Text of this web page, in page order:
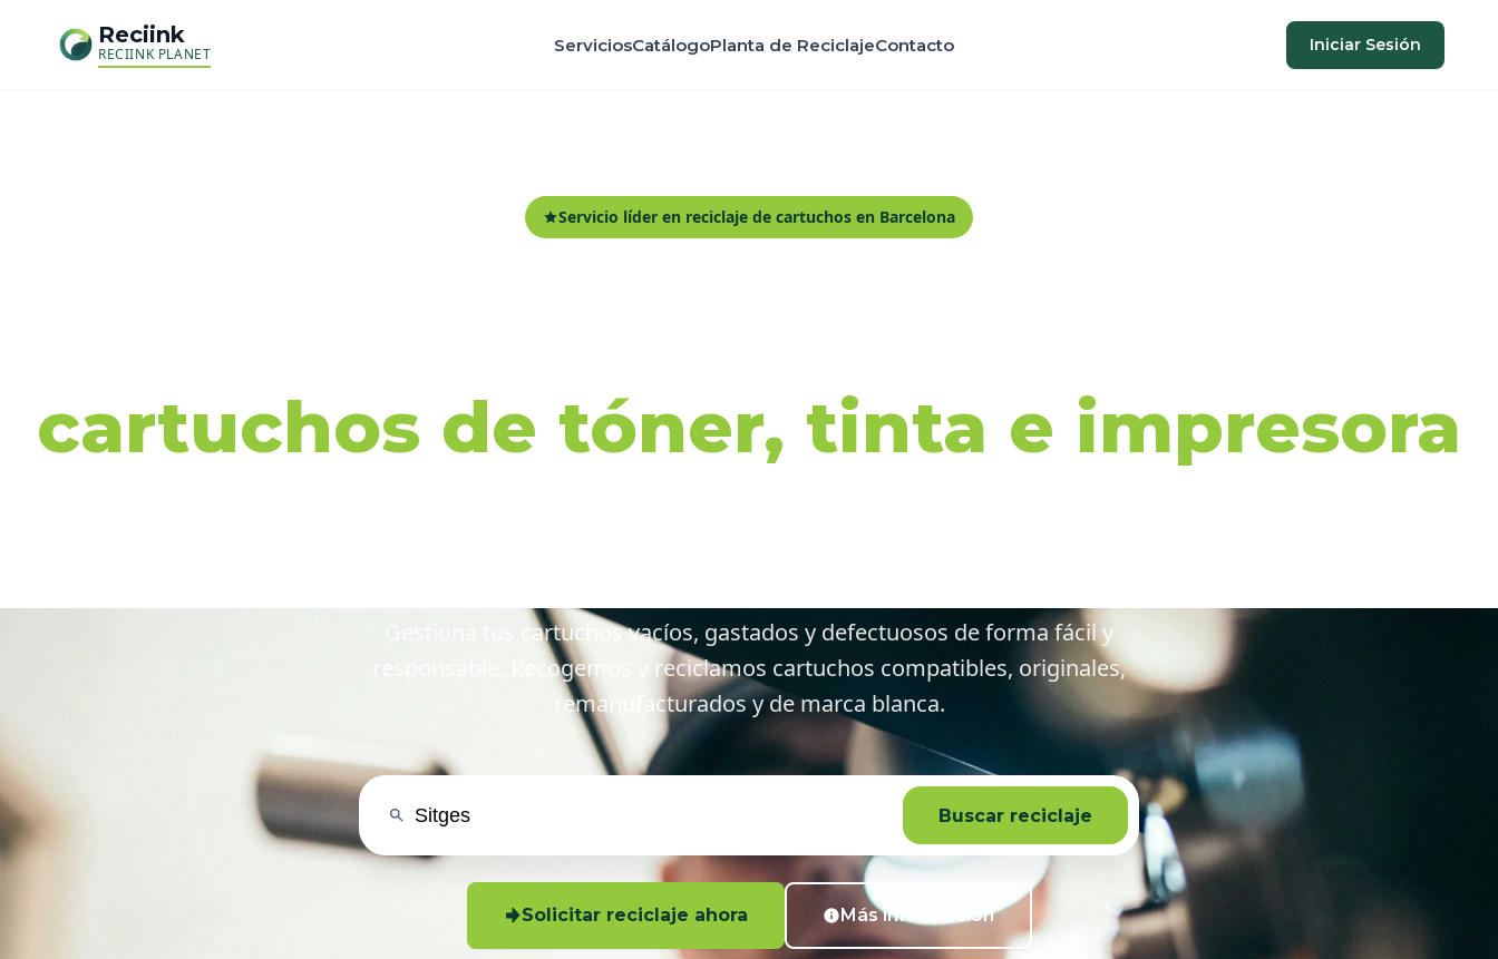
Reciink
RECIINK PLANET ServiciosCatálogoPlanta de ReciclajeContacto Iniciar Sesión
Servicio líder en reciclaje de cartuchos en Barcelona
cartuchos de tóner, tinta e impresora
Gestiona tus cartuchos vacíos, gastados y defectuosos de forma fácil y
responsable. Recogemos y reciclamos cartuchos compatibles, originales,
remanufacturados y de marca blanca.
Buscar reciclaje
Solicitar reciclaje ahora Más información